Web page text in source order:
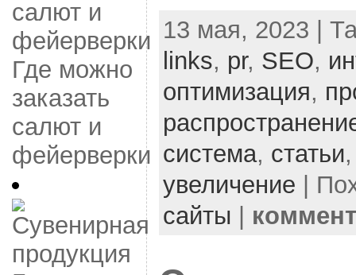
Где можно
заказать
салют и
фейерверки
13 мая, 2023 |
links, pr, SEO,
оптимизация,
система, статьи
увеличение |
сайты |